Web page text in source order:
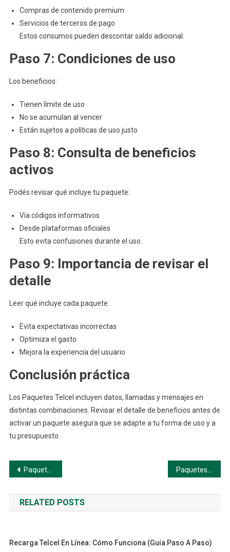
Compras de contenido premium
Servicios de terceros de pago
Estos consumos pueden descontar saldo adicional.
Paso 7: Condiciones de uso
Los beneficios:
Tienen límite de uso
No se acumulan al vencer
Están sujetos a políticas de uso justo
Paso 8: Consulta de beneficios
activos
Podés revisar qué incluye tu paquete:
Vía códigos informativos
Desde plataformas oficiales
Esto evita confusiones durante el uso.
Paso 9: Importancia de revisar el
detalle
Leer qué incluye cada paquete:
Evita expectativas incorrectas
Optimiza el gasto
Mejora la experiencia del usuario
Conclusión práctica
Los Paquetes Telcel incluyen datos, llamadas y mensajes en
distintas combinaciones. Revisar el detalle de beneficios antes de
activar un paquete asegura que se adapte a tu forma de uso y a
tu presupuesto.
Navegación
de
entradas
Paquetes Telcel: Cómo Funcionan (Guía paso a paso)
RELATED POSTS
Recarga Telcel En Línea: Cómo Funciona (Guía Paso A Paso)